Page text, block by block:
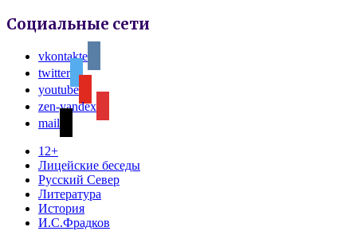
Социальные сети
vkontakte
twitter
youtube
zen-yandex
mail
12+
Лицейские беседы
Русский Север
Литература
История
И.С.Фрадков